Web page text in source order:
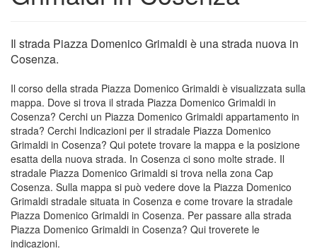
Il strada Piazza Domenico Grimaldi è una strada nuova in
Cosenza.
Il corso della strada Piazza Domenico Grimaldi è visualizzata sulla
mappa. Dove si trova il strada Piazza Domenico Grimaldi in
Cosenza? Cerchi un Piazza Domenico Grimaldi appartamento in
strada? Cerchi Indicazioni per il stradale Piazza Domenico
Grimaldi in Cosenza? Qui potete trovare la mappa e la posizione
esatta della nuova strada. In Cosenza ci sono molte strade. Il
stradale Piazza Domenico Grimaldi si trova nella zona Cap
Cosenza. Sulla mappa si può vedere dove la Piazza Domenico
Grimaldi stradale situata in Cosenza e come trovare la stradale
Piazza Domenico Grimaldi in Cosenza. Per passare alla strada
Piazza Domenico Grimaldi in Cosenza? Qui troverete le
indicazioni.